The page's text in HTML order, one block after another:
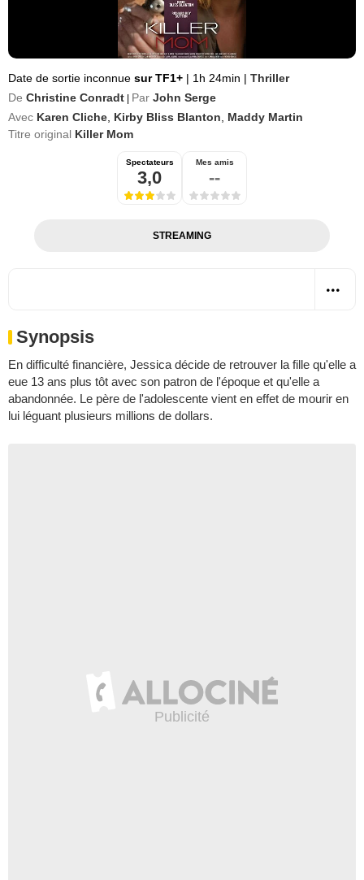
Date de sortie inconnue sur TF1+ | 1h 24min | Thriller
De Christine Conradt Par John Serge
Avec Karen Cliche Kirby Bliss Blanton
Maddy Martin
Titre original Killer Mom
Spectateurs
3,0
Mes amis
--
STREAMING
Synopsis
En difficulté financière, Jessica décide de retrouver la fille qu'elle a
eue 13 ans plus tôt avec son patron de l'époque et qu'elle a
abandonnée. Le père de l'adolescente vient en effet de mourir en
lui léguant plusieurs millions de dollars.